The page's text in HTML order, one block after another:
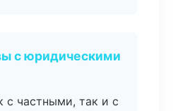
с юридическими
с частными, так и с